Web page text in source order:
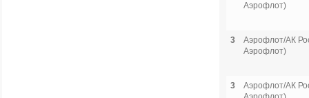
Аэрофлот)
3
Аэрофлот/АК
Аэрофлот)
3
Аэрофлот/АК